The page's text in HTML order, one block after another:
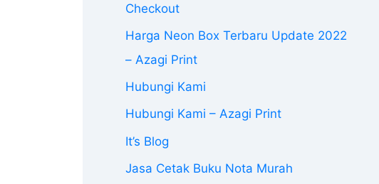
Checkout
Harga Neon Box Terbaru Update 2022
– Azagi Print
Hubungi Kami
Hubungi Kami – Azagi Print
It’s Blog
Jasa Cetak Buku Nota Murah